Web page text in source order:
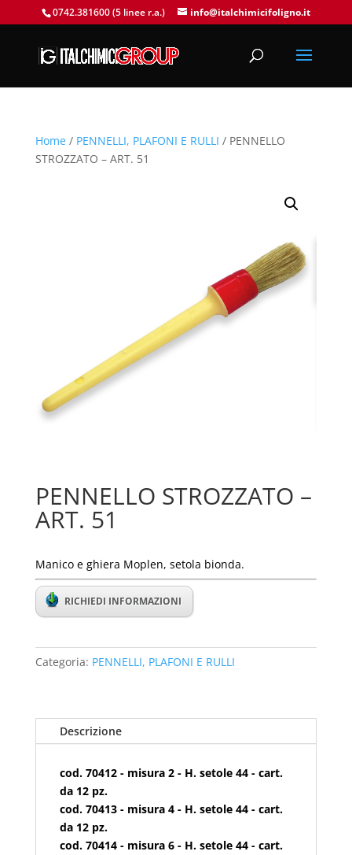
0742.381600 (5 linee r.a.) info@italchimicifoligno.it
Home/ PENNELLI, PLAFONI E RULLI / PENNELLO
STROZZATO – ART. 51
PENNELLO STROZZATO –
ART. 51
Manico e ghiera Moplen, setola bionda.
RICHIEDI INFORMAZIONI
Categoria: PENNELLI, PLAFONI E RULLI
Descrizione
cod. 70412 - misura 2 - H. setole 44 - cart.
da 12 pz.
cod. 70413 - misura 4 - H. setole 44 - cart.
da 12 pz.
cod. 70414 - misura 6 - H. setole 44 - cart.